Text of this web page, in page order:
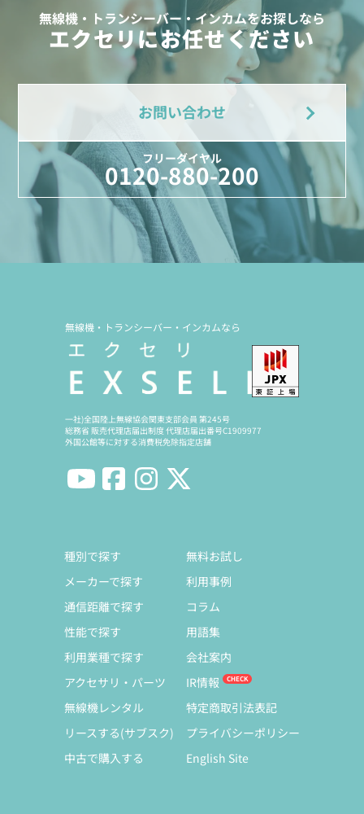
無線機・トランシーバー・インカムをお探しなら
エクセリにお任せください
お問い合わせ
フリーダイヤル
0120-880-200
無線機・トランシーバー・インカムなら
一社)全国陸上無線協会関東支部会員 第245号
総務省 販売代理店届出制度 代理店届出番号C1909977
外国公館等に対する消費税免除指定店舗
種別で探す
メーカーで探す
通信距離で探す
性能で探す
利用業種で探す
アクセサリ・パーツ
無線機レンタル
リースする(サブスク)
中古で購入する
無料お試し
利用事例
コラム
用語集
会社案内
IR情報
特定商取引法表記
プライバシーポリシー
English Site